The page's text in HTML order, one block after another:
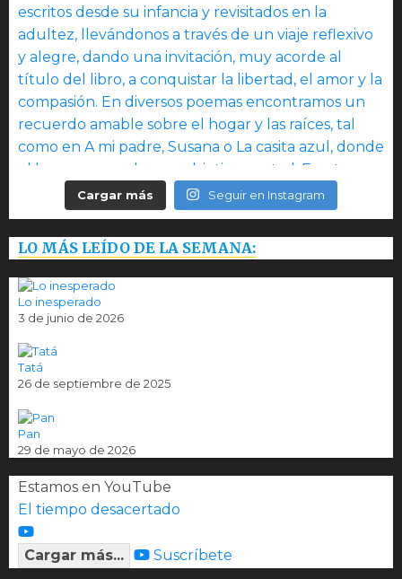
Cargar más Seguir en Instagram
LO MÁS LEÍDO DE LA SEMANA:
Lo inesperado
3 de junio de 2026
Tatá
26 de septiembre de 2025
Pan
29 de mayo de 2026
Estamos en YouTube
El tiempo desacertado
Cargar más... Suscríbete